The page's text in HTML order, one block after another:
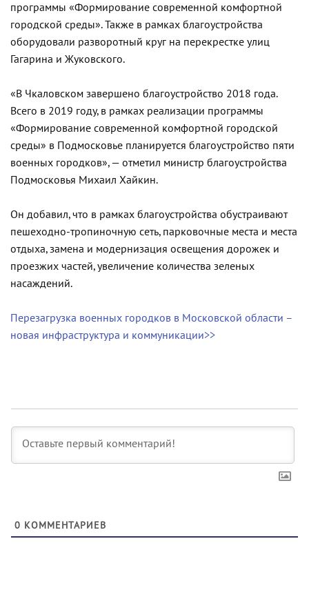
программы «Формирование современной комфортной
городской среды». Также в рамках благоустройства
оборудовали разворотный круг на перекрестке улиц
Гагарина и Жуковского.
«В Чкаловском завершено благоустройство 2018 года.
Всего в 2019 году, в рамках реализации программы
«Формирование современной комфортной городской
среды» в Подмосковье планируется благоустройство пяти
военных городков», — отметил министр благоустройства
Подмосковья Михаил Хайкин.
Он добавил, что в рамках благоустройства обустраивают
пешеходно-тропиночную сеть, парковочные места и места
отдыха, замена и модернизация освещения дорожек и
проезжих частей, увеличение количества зеленых
насаждений.
Перезагрузка военных городков в Московской области –
новая инфраструктура и коммуникации>>
0 КОММЕНТАРИЕВ